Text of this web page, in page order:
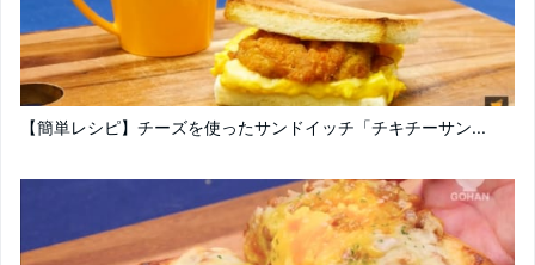
【簡単レシピ】チーズを使ったサンドイッチ「チキチーサン...